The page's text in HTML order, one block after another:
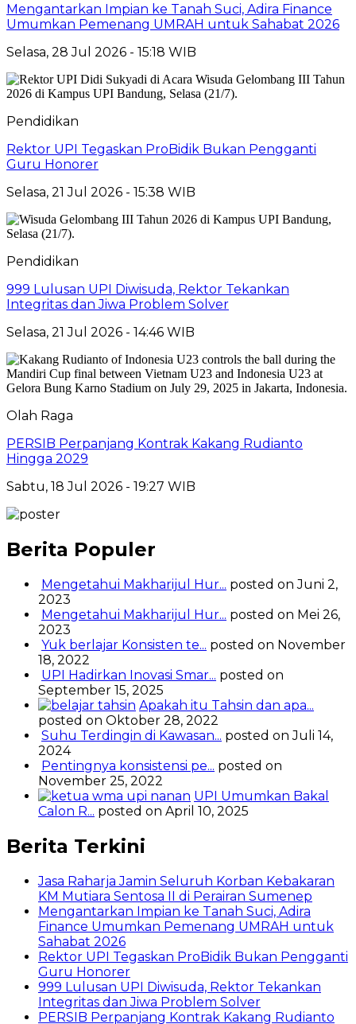
Mengantarkan Impian ke Tanah Suci, Adira Finance
Umumkan Pemenang UMRAH untuk Sahabat 2026
Selasa, 28 Jul 2026 - 15:18 WIB
Pendidikan
Rektor UPI Tegaskan ProBidik Bukan Pengganti
Guru Honorer
Selasa, 21 Jul 2026 - 15:38 WIB
Pendidikan
999 Lulusan UPI Diwisuda, Rektor Tekankan
Integritas dan Jiwa Problem Solver
Selasa, 21 Jul 2026 - 14:46 WIB
Olah Raga
PERSIB Perpanjang Kontrak Kakang Rudianto
Hingga 2029
Sabtu, 18 Jul 2026 - 19:27 WIB
Berita Populer
Mengetahui Makharijul Hur... posted on Juni 2,
2023
Mengetahui Makharijul Hur... posted on Mei 26,
2023
Yuk berlajar Konsisten te... posted on November
18, 2022
UPI Hadirkan Inovasi Smar... posted on
September 15, 2025
Apakah itu Tahsin dan apa...
posted on Oktober 28, 2022
Suhu Terdingin di Kawasan... posted on Juli 14,
2024
Pentingnya konsistensi pe... posted on
November 25, 2022
UPI Umumkan Bakal
Calon R... posted on April 10, 2025
Berita Terkini
Jasa Raharja Jamin Seluruh Korban Kebakaran
KM Mutiara Sentosa II di Perairan Sumenep
Mengantarkan Impian ke Tanah Suci, Adira
Finance Umumkan Pemenang UMRAH untuk
Sahabat 2026
Rektor UPI Tegaskan ProBidik Bukan Pengganti
Guru Honorer
999 Lulusan UPI Diwisuda, Rektor Tekankan
Integritas dan Jiwa Problem Solver
PERSIB Perpanjang Kontrak Kakang Rudianto